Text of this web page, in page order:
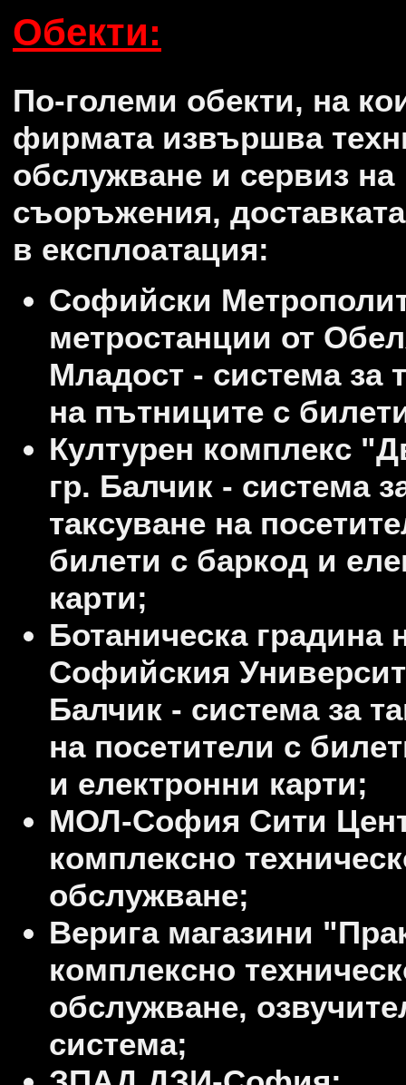
Обекти:
По-големи обекти, на
фирмата извършва
обслужване и сервиз на
съоръжения,
в експлоатация:
Софийски
метростанции от
Младост - система за
на пътниците с
Културен комплекс
гр. Балчик - система
таксуване на
билети с баркод и
карти;
Ботаническа градина
Софийския
Балчик - система за
на посетители с
и електронни карти;
МОЛ-София Сити
комплексно
обслужване;
Верига магазини
комплексно
обслужване,
система;